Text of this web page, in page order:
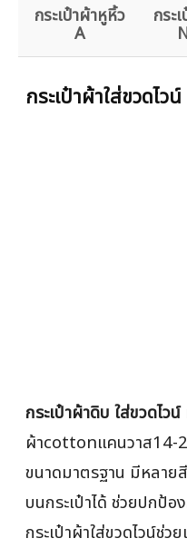
กระเป๋าผ้าหูหิ้ว
A
กระ
กระเป๋าผ้าใส่ขวดไ
กระเป๋าผ้าดิบ ใส่ขวดไวน์
ผ้าcottonแคนวาส14-
ขนาดมาตรฐาน มีหลาย
บนกระเป๋าได้ ช่วยปกป้
กระเป๋าผ้าใส่ขวดไวน์ช่